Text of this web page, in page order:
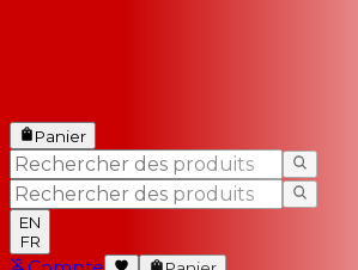
Panier
EN
FR